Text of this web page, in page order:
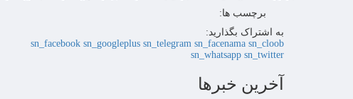
برچسب ها:
به اشتراک بگذارید:
sn_facebook sn_googleplus sn_telegram sn_facenama sn_cloob
sn_whatsapp sn_twitter
آخرین خبرها